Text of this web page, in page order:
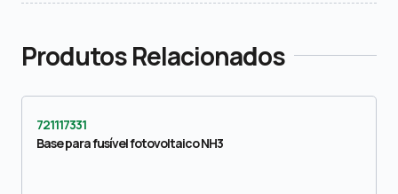
Produtos Relacionados
721117331
Base para fusível fotovoltaico NH3